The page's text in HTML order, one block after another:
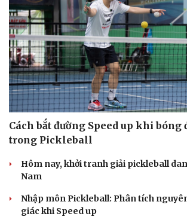
Cách bắt đường Speed up khi bóng
trong Pickleball
Hôm nay, khởi tranh giải pickleball
Nam
Nhập môn Pickleball: Phân tích
giác khi Speed up